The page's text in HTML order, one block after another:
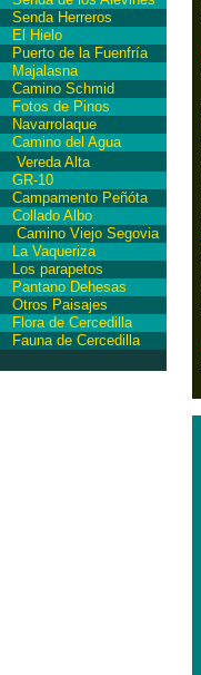
Senda Herreros
El Hielo
Puerto de la Fuenfría
Majalasna
Camino Schmid
Fotos de Pinos
Navarrolaque
Camino del Agua
Vereda Alta
GR-10
Campamento Peñóta
Collado Albo
Camino Viejo Segovia
La Vaqueriza
Los parapetos
Pantano Dehesas
Otros Paisajes
Flora de Cercedilla
Fauna de Cercedilla